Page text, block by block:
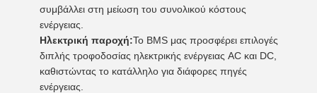
συμβάλλει στη μείωση του συνολικού κόστους
ενέργειας.
Ηλεκτρική παροχή:Το BMS μας προσφέρει επιλογές
διπλής τροφοδοσίας ηλεκτρικής ενέργειας AC και DC,
καθιστώντας το κατάλληλο για διάφορες πηγές
ενέργειας.